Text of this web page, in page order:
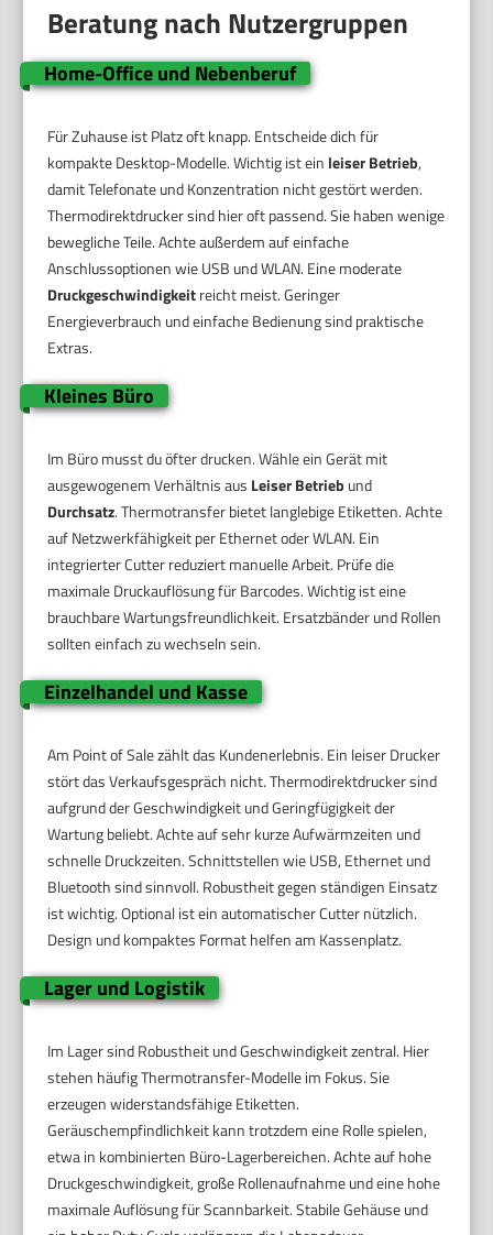
Beratung nach Nutzergruppen
Home-Office und Nebenberuf
Für Zuhause ist Platz oft knapp. Entscheide dich für
kompakte Desktop-Modelle. Wichtig ist ein leiser Betrieb,
damit Telefonate und Konzentration nicht gestört werden.
Thermodirektdrucker sind hier oft passend. Sie haben wenige
bewegliche Teile. Achte außerdem auf einfache
Anschlussoptionen wie USB und WLAN. Eine moderate
Druckgeschwindigkeitreicht meist. Geringer
Energieverbrauch und einfache Bedienung sind praktische
Extras.
Kleines Büro
Im Büro musst du öfter drucken. Wähle ein Gerät mit
ausgewogenem Verhältnis aus Leiser Betrieb und
Durchsatz. Thermotransfer bietet langlebige Etiketten. Achte
auf Netzwerkfähigkeit per Ethernet oder WLAN. Ein
integrierter Cutter reduziert manuelle Arbeit. Prüfe die
maximale Druckauflösung für Barcodes. Wichtig ist eine
brauchbare Wartungsfreundlichkeit. Ersatzbänder und Rollen
sollten einfach zu wechseln sein.
Einzelhandel und Kasse
Am Point of Sale zählt das Kundenerlebnis. Ein leiser Drucker
stört das Verkaufsgespräch nicht. Thermodirektdrucker sind
aufgrund der Geschwindigkeit und Geringfügigkeit der
Wartung beliebt. Achte auf sehr kurze Aufwärmzeiten und
schnelle Druckzeiten. Schnittstellen wie USB, Ethernet und
Bluetooth sind sinnvoll. Robustheit gegen ständigen Einsatz
ist wichtig. Optional ist ein automatischer Cutter nützlich.
Design und kompaktes Format helfen am Kassenplatz.
Lager und Logistik
Im Lager sind Robustheit und Geschwindigkeit zentral. Hier
stehen häufig Thermotransfer-Modelle im Fokus. Sie
erzeugen widerstandsfähige Etiketten.
Geräuschempfindlichkeit kann trotzdem eine Rolle spielen,
etwa in kombinierten Büro-Lagerbereichen. Achte auf hohe
Druckgeschwindigkeit, große Rollenaufnahme und eine hohe
maximale Auflösung für Scannbarkeit. Stabile Gehäuse und